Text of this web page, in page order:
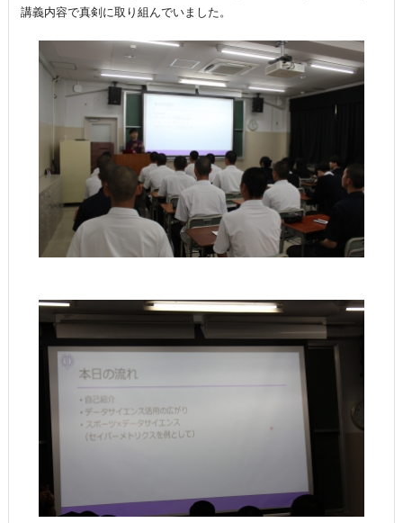
講義内容で真剣に取り組んでいました。